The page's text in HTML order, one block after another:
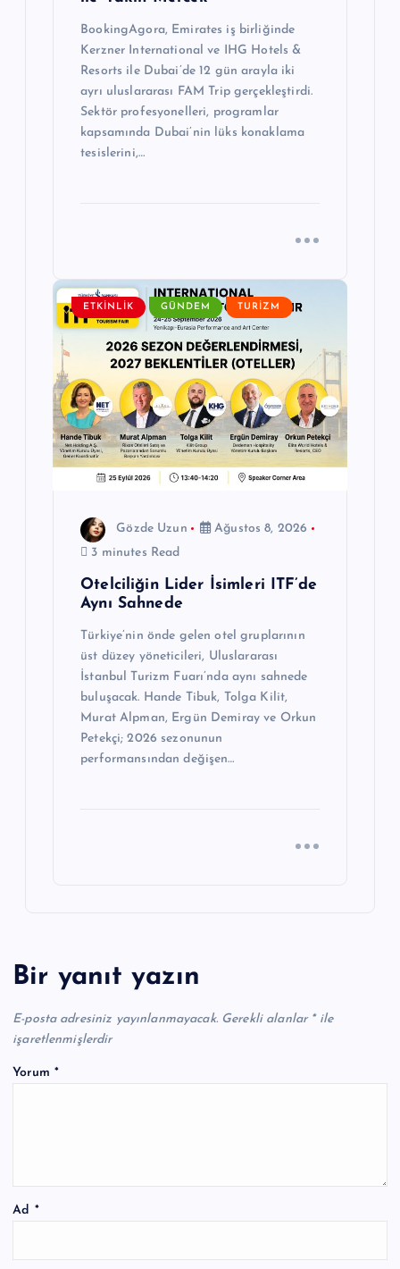
BookingAgora, Emirates iş birliğinde
Kerzner International ve IHG Hotels &
Resorts ile Dubai’de 12 gün arayla iki
ayrı uluslararası FAM Trip gerçekleştirdi.
Sektör profesyonelleri, programlar
kapsamında Dubai’nin lüks konaklama
tesislerini,…
ETKINLIK GÜNDEM TURIZM
Gözde Uzun
Ağustos 8, 2026
3 minutes Read
Otelciliğin Lider İsimleri ITF’de
Aynı Sahnede
Türkiye’nin önde gelen otel gruplarının
üst düzey yöneticileri, Uluslararası
İstanbul Turizm Fuarı’nda aynı sahnede
buluşacak. Hande Tibuk, Tolga Kilit,
Murat Alpman, Ergün Demiray ve Orkun
Petekçi; 2026 sezonunun
performansından değişen…
Bir yanıt yazın
E-posta adresiniz yayınlanmayacak. Gerekli alanlar *ile
işaretlenmişlerdir
Yorum *
Ad *